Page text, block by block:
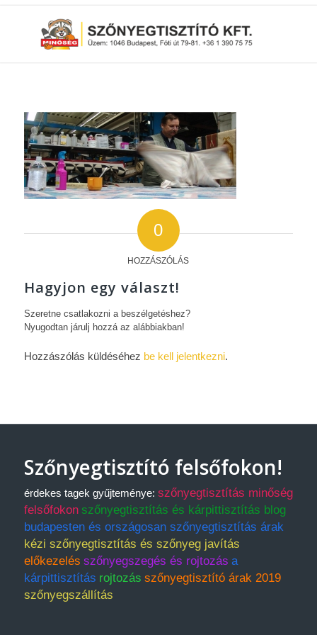
0
HOZZÁSZÓLÁS
Hagyjon egy választ!
Szeretne csatlakozni a beszélgetéshez?
Nyugodtan járulj hozzá az alábbiakban!
Hozzászólás küldéséhez be kell jelentkezni.
Szőnyegtisztító felsőfokon!
érdekes tagek gyűjteménye: szőnyegtisztítás minőség
felsőfokon szőnyegtisztítás és kárpittisztítás blog
budapesten és országosan szőnyegtisztítás árak
kézi szőnyegtisztítás és szőnyeg javítás
előkezelés szőnyegszegés és rojtozás a
kárpittisztítás rojtozás szőnyegtisztító árak 2019
szőnyegszállítás